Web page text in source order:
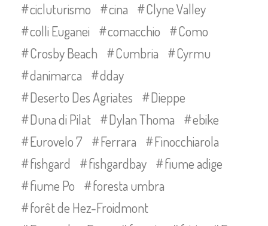
cicluturismo
cina
Clyne Valley
colli Euganei
comacchio
Como
Crosby Beach
Cumbria
Cyrmu
danimarca
dday
Deserto Des Agriates
Dieppe
Duna di Pilat
Dylan Thoma
ebike
Eurovelo 7
Ferrara
Finocchiarola
fishgard
fishgardbay
fiume adige
fiume Po
foresta umbra
forêt de Hez-Froidmont